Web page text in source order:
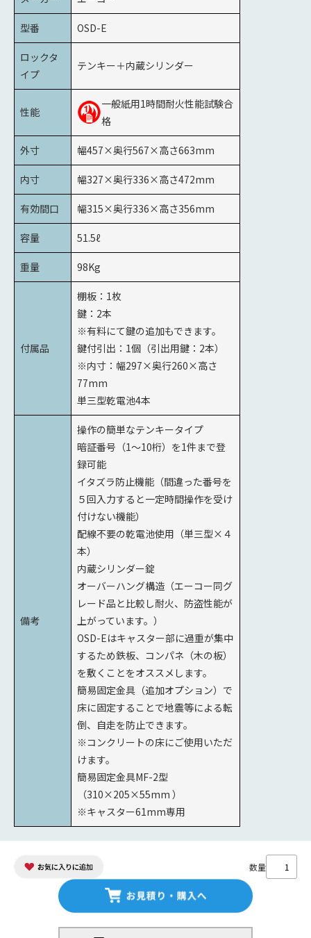
型番 OSD-E
ロックタ
イプ
テンキー＋内蔵シリンダー
性能
一般紙用1時間耐火性能試験合
格
外寸 幅457×奥行567×高さ663mm
内寸 幅327×奥行336×高さ472mm
有効間口 幅315×奥行336×高さ356mm
容量 51.5ℓ
重量 98Kg
付属品
棚板：1枚
鍵：2本
※有料にて鍵の追加もできます。
鍵付引出：1個（引出用鍵：2本）
※内寸：幅297×奥行260×高さ
77mm
単三型乾電池4本
備考
操作の簡単なテンキータイプ
暗証番号（1～10桁）を1件まで登
録可能
イタズラ防止機能（間違った番号を
５回入力すると一定時間操作を受け
付けない機能）
配線不要の乾電池使用（単三型×４
本）
内蔵シリンダー錠
オーバーハング構造（エーコー同グ
レード品と比較し耐火、防盗性能が
上がっています。）
OSD-Eはキャスター部に過重が集中
するため鉄板、コンパネ（木の板）
を敷くことをオススメします。
簡易固定金具（追加オプション）で
床に固定することで地震等による転
倒、自走を防止できます。
※コンクリートの床にご使用いただ
けます。
簡易固定金具MF-2型
（310×205×55mm ）
※キャスター61mm専用
数量